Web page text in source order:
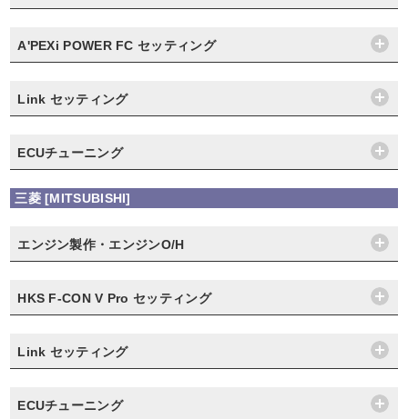
A'PEXi POWER FC セッティング
Link セッティング
ECUチューニング
三菱 [MITSUBISHI]
エンジン製作・エンジンO/H
HKS F-CON V Pro セッティング
Link セッティング
ECUチューニング